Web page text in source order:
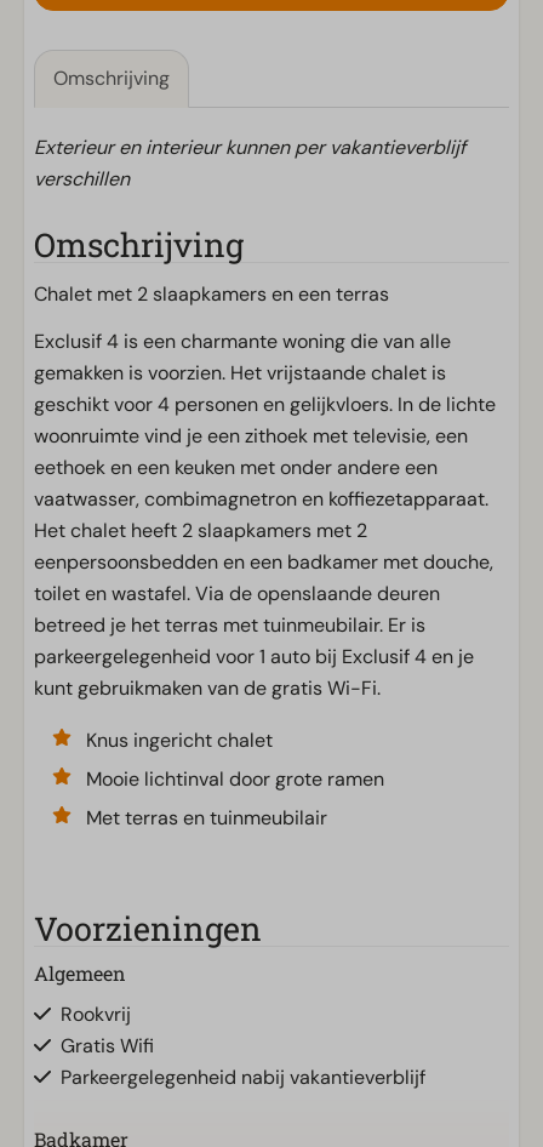
Omschrijving
Exterieur en interieur kunnen per vakantieverblijf
verschillen
Omschrijving
Chalet met 2 slaapkamers en een terras
Exclusif 4 is een charmante woning die van alle
gemakken is voorzien. Het vrijstaande chalet is
geschikt voor 4 personen en gelijkvloers. In de lichte
woonruimte vind je een zithoek met televisie, een
eethoek en een keuken met onder andere een
vaatwasser, combimagnetron en koffiezetapparaat.
Het chalet heeft 2 slaapkamers met 2
eenpersoonsbedden en een badkamer met douche,
toilet en wastafel. Via de openslaande deuren
betreed je het terras met tuinmeubilair. Er is
parkeergelegenheid voor 1 auto bij Exclusif 4 en je
kunt gebruikmaken van de gratis Wi-Fi.
Knus ingericht chalet
Mooie lichtinval door grote ramen
Met terras en tuinmeubilair
Voorzieningen
Algemeen
Rookvrij
Gratis Wifi
Parkeergelegenheid nabij vakantieverblijf
Badkamer